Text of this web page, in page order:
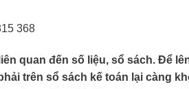
368
quan đến số liệu, sổ sách. Để
trên sổ sách kế toán lại càng